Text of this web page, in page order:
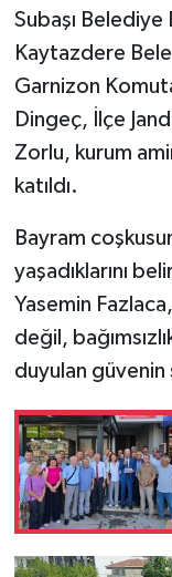
Subaşı Belediye
Kaytazdere
Garnizon
Dingeç, İlçe
Zorlu, kurum
katıldı.
Bayram
yaşadıklarını
Yasemin
değil,
duyulan